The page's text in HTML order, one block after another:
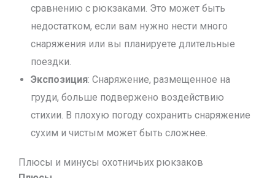
сравнению с рюкзаками. Это может быть
недостатком, если вам нужно нести много
снаряжения или вы планируете длительные
поездки.
Экспозиция: Снаряжение, размещенное на
груди, больше подвержено воздействию
стихии. В плохую погоду сохранить снаряжение
сухим и чистым может быть сложнее.
Плюсы и минусы охотничьих рюкзаков